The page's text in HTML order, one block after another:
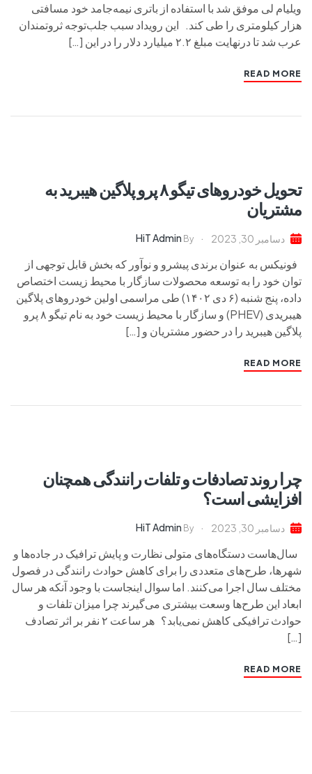
ویلیام لی موفق شد با استفاده از باتری نیمه‌جامد خود مسافتی
هزار کیلومتری را طی کند. این رویداد سبب جلب‌توجه ثروتمندان
عرب شد تا درنهایت مبلغ ۲.۲ میلیارد دلار را در این […]
READ MORE
تحویل خودروهای تیگو ۸ پرو پلاگین هیبرید به
مشتریان
دسامبر 30, 2023 By
HiT Admin
فونیکس به عنوان برندی پیشرو و نوآور که بخش قابل توجهی از
توان خود را به توسعه محصولات سازگار با محیط زیست اختصاص
داده، پنج شنبه (۶ دی ۱۴۰۲) طی مراسمی اولین خودروهای پلاگین
هیبریدی (PHEV) و سازگار با محیط زیست خود به نام تیگو ۸ پرو
پلاگین هیبرید را در حضور مشتریان و […]
READ MORE
چرا روند تصادفات و تلفات رانندگی همچنان
افزایشی است؟
دسامبر 30, 2023 By
HiT Admin
سال‌هاست دستگاه‌های متولی نظارت و پایش ترافیک در جاده‌ها و
شهرها، طرح‌های متعددی را برای کاهش حوادث رانندگی در فصول
مختلف سال اجرا می‌کنند. اما سوال اینجاست با وجود آنکه هر سال
ابعاد این طرح‌ها وسعت بیشتری می‌گیرند چرا میزان تلفات و
حوادث ترافیکی کاهش نمی‌یابد؟ هر ساعت ۲ نفر بر اثر تصادف
[…]
READ MORE